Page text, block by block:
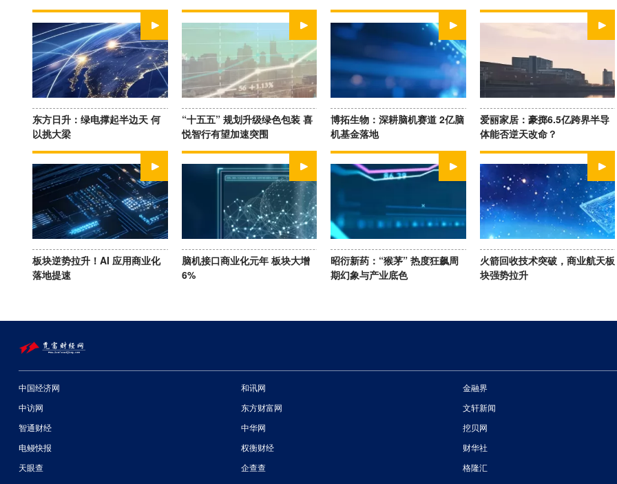
东方日升：绿电撑起半边天 何
以挑大梁
WATCH NOW
“十五五” 规划升级绿色包装 喜
悦智行有望加速突围
WATCH NOW
博拓生物：深耕脑机赛道 2亿脑
机基金落地
WATCH NOW
爱丽家居：豪掷6.5亿跨界半导
体能否逆天改命？
WATCH NOW
板块逆势拉升！AI 应用商业化
落地提速
WATCH NOW
脑机接口商业化元年 板块大增
6%
WATCH NOW
昭衍新药：“猴茅” 热度狂飙周
期幻象与产业底色
WATCH NOW
火箭回收技术突破，商业航天板
块强势拉升
WATCH NOW
中国经济网 和讯网
金融界
中访网
东方财富网
文轩新闻
智通财经
中华网
挖贝网
电鳗快报
权衡财经
财华社
天眼查
企查查
格隆汇